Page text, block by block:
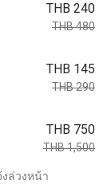
THB 240
THB 480
THB 145
THB 290
THB 750
THB 1,500
ล่วงหน้า